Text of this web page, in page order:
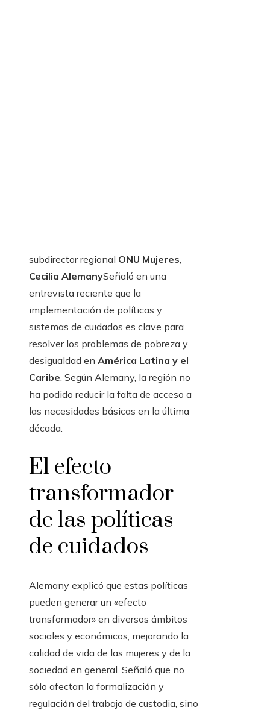
subdirector regional ONU Mujeres,
Cecilia AlemanySeñaló en una
entrevista reciente que la
implementación de políticas y
sistemas de cuidados es clave para
resolver los problemas de pobreza y
desigualdad en América Latina y el
Caribe. Según Alemany, la región no
ha podido reducir la falta de acceso a
las necesidades básicas en la última
década.
El efecto
transformador
de las políticas
de cuidados
Alemany explicó que estas políticas
pueden generar un «efecto
transformador» en diversos ámbitos
sociales y económicos, mejorando la
calidad de vida de las mujeres y de la
sociedad en general. Señaló que no
sólo afectan la formalización y
regulación del trabajo de custodia, sino